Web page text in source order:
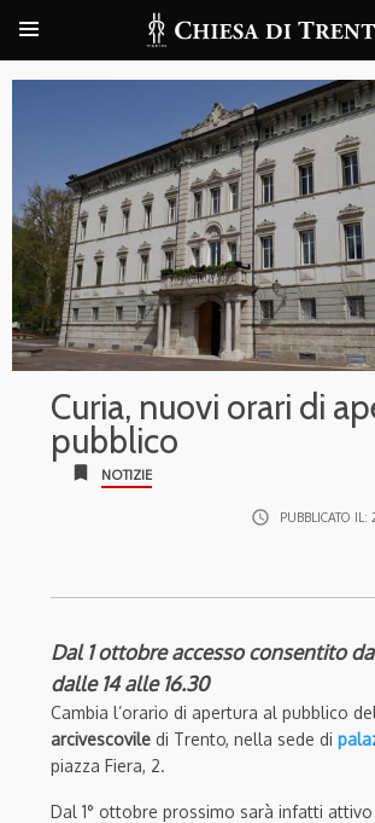
Curia, nuovi orari di
pubblico
bookmark NOTIZIE
access_time PUBBLICATO IL:
Dal 1 ottobre accesso consentito
dalle 14 alle 16.30
Cambia l’orario di apertura al pubblico
arcivescovile di Trento, nella sede di
piazza Fiera, 2.
Dal 1° ottobre prossimo sarà infatti